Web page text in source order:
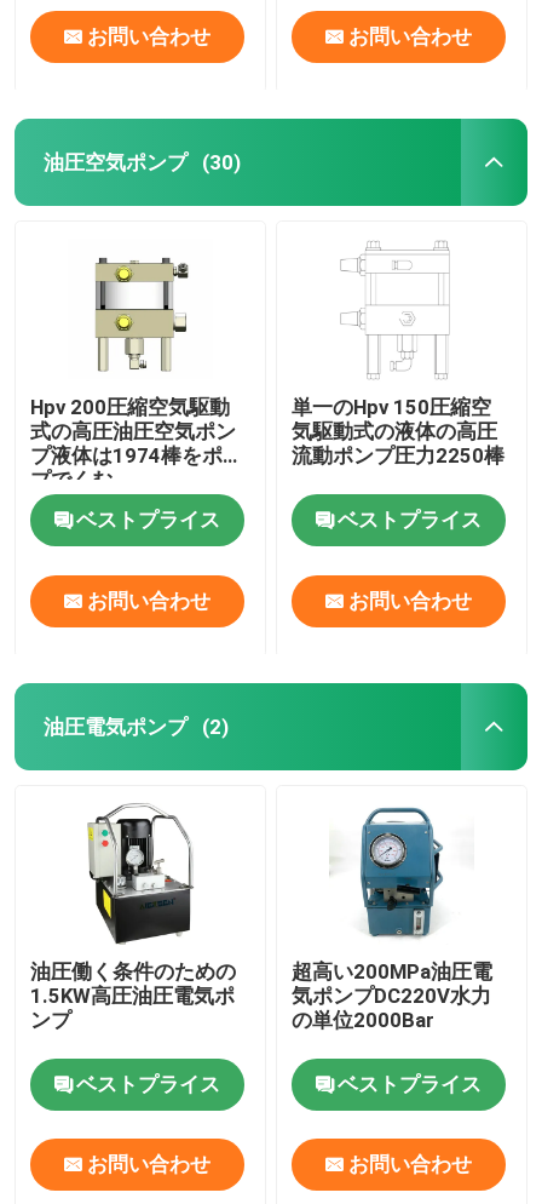
家へ
製品
ビデオ
わたしたち に つい て
工場 ツアー
品質管理
ニュース
引金 を 求め て ください
お問い合わせ お問い合わせ
油圧空気ポンプ (30)
Hpv 200圧縮空気駆動
式の高圧油圧空気ポン
プ液体は1974棒をポン
プでくむ
ベストプライス
お問い合わせ
単一のHpv 150圧縮空
気駆動式の液体の高圧
流動ポンプ圧力2250棒
ベストプライス
お問い合わせ
油圧電気ポンプ (2)
油圧働く条件のための
1.5KW高圧油圧電気ポ
ンプ
ベストプライス
お問い合わせ
超高い200MPa油圧電
気ポンプDC220V水力
の単位2000Bar
ベストプライス
お問い合わせ